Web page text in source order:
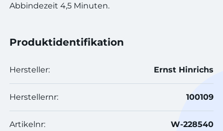
Abbindezeit 4,5 Minuten.
Produktidentifikation
Hersteller: Ernst Hinrichs
Herstellernr: 100109
Artikelnr: W-228540